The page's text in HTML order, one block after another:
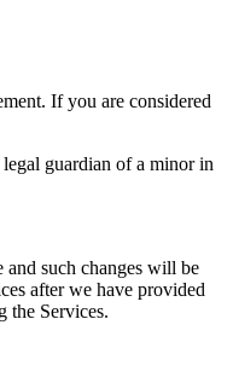
If you are considered
guardian of a minor in
such changes will be
after we have provided
the Services.